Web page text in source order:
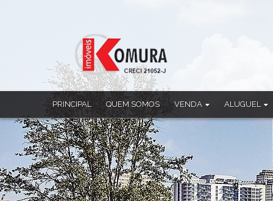
PRINCIPAL QUEM SOMOS VENDA
Casa Comercial
Casa em Condomínio
Chácara
ALUGUEL
Casa
Casa em
Ponto